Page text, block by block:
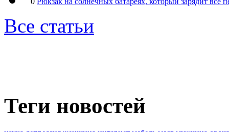
Все статьи
Теги новостей